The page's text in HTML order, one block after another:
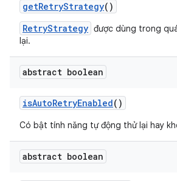
getRetryStrategy()
RetryStrategy được dùng trong
lại.
abstract boolean
isAutoRetryEnabled()
Có bật tính năng tự động thử lại hay
abstract boolean